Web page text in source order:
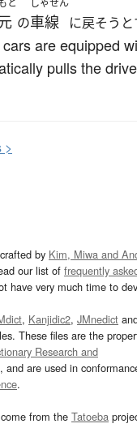
と
の
しゃせん
車線 に戻そうと
are equipped
pulls the
>
by Kim, Miwa and
our list of frequently
have very much time to
, Kanjidic2, JMnedict
These files are the
Research and
, and are used in
.
from the Tatoeba